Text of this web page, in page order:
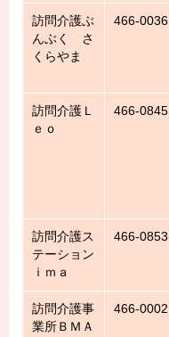
訪問介護ぶ
んぶく さ
くらやま
466-0036
訪問介護Ｌ
ｅｏ
466-0845
訪問介護ス
テーション
ｉｍａ
466-0853
訪問介護事
業所ＢＭＡ
466-0002